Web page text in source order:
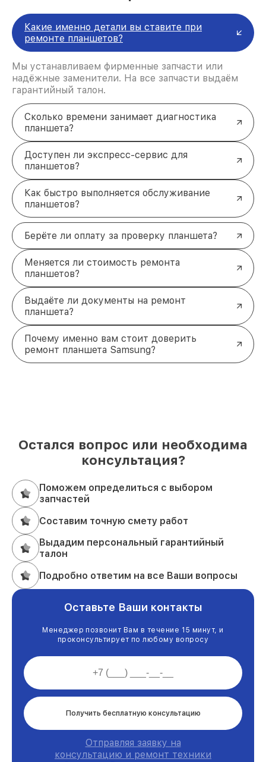
возникли сбои в работе
электроники, экран перестал реагировать.
Почему выбирают нас для
ремонта планшетов Samsung?
оригинальные комплектующие.
Оперативность:устраняем большинство
неисправностей в кратчайшие сроки.
Гарантия:предоставляем гарантии на все
виды работ и комплектующие.
Доступные цены:
Доверьте ремонт планшета
Samsung профессионалам
Поломка устройства — не повод откладывать его
восстановление. Наши специалисты готовы
быстро и качественно вернуть планшет к жизни.
Свяжитесь с нами, чтобы узнать подробности или
записаться на диагностику. Звоните по телефону
+7 (843) 254-68-13 или приходите по адресу
ул.
Галиаскара Камала, д. 41.
Какие именно детали вы ставите при
ремонте планшетов?
Мы устанавливаем фирменные запчасти или
надёжные заменители. На все запчасти выдаём
гарантийный талон.
Сколько времени занимает диагностика
планшета?
Доступен ли экспресс-сервис для
планшетов?
Как быстро выполняется обслуживание
планшетов?
Берёте ли оплату за проверку планшета?
Меняется ли стоимость ремонта
планшетов?
Выдаёте ли документы на ремонт
планшета?
Почему именно вам стоит доверить
ремонт планшета Samsung?
Остался вопрос или необходима
консультация?
Поможем определиться с выбором
запчастей
Составим точную смету работ
Выдадим персональный гарантийный
талон
Подробно ответим на все Ваши вопросы
Оставьте Ваши контакты
Менеджер позвонит Вам в течение 15 минут, и
проконсультирует по любому вопросу
Получить бесплатную консультацию
Отправляя заявку на
консультацию и ремонт техники